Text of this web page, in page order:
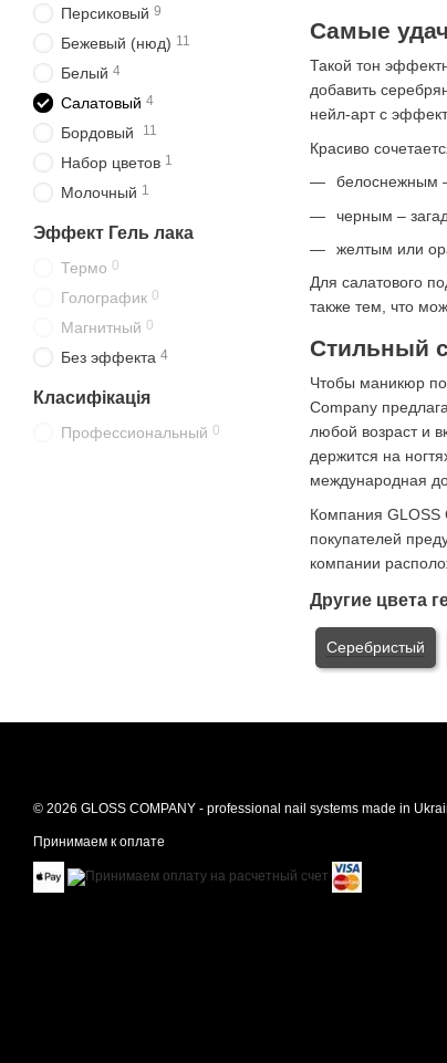
Самые
Такой тон
добавить
нейл-арт с
Красиво
белоснежным
черным –
желтым или
Для салатового
также тем, что
Стильный
Чтобы маникюр
Company
любой возраст и
держится на
международная
Компания GLOSS
покупателей
компании
Другие цвета
Серебристый
Персиковый 9
Бежевый (нюд) 11
Белый 4
Салатовый 4
Бордовый 11
Набор цветов 1
Молочный 1
Эффект Гель лака
Термо 0
Голографик 0
Магнитный 0
Без эффекта 4
Класифікація
Профессиональный 0
© 2026 GLOSS COMPANY - professional nail systems made in
Принимаем к оплате